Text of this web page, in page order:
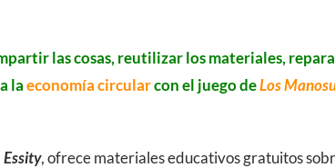
las cosas, reutilizar los materiales,
laeconomía circularcon el juego deLos
Essity, ofrece materiales educativos gratuitos